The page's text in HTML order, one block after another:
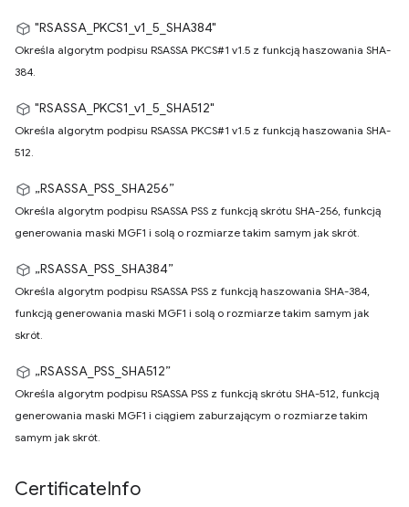
"RSASSA_PKCS1_v1_5_SHA384"
Określa algorytm podpisu RSASSA PKCS#1 v1.5 z funkcją haszowania SHA-
384.
"RSASSA_PKCS1_v1_5_SHA512"
Określa algorytm podpisu RSASSA PKCS#1 v1.5 z funkcją haszowania SHA-
512.
„RSASSA_PSS_SHA256”
Określa algorytm podpisu RSASSA PSS z funkcją skrótu SHA-256, funkcją
generowania maski MGF1 i solą o rozmiarze takim samym jak skrót.
„RSASSA_PSS_SHA384”
Określa algorytm podpisu RSASSA PSS z funkcją haszowania SHA-384,
funkcją generowania maski MGF1 i solą o rozmiarze takim samym jak
skrót.
„RSASSA_PSS_SHA512”
Określa algorytm podpisu RSASSA PSS z funkcją skrótu SHA-512, funkcją
generowania maski MGF1 i ciągiem zaburzającym o rozmiarze takim
samym jak skrót.
CertificateInfo